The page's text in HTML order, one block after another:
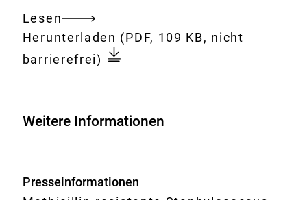
Lesen
Gesamtes
Dokument
Download:
Herunterladen Grundlagenstudie
zur
Prävalenz
Zuchtschweinebeständen
(PDF, 109 KB, nicht
barrierefrei)
Weitere Informationen
Presseinformationen